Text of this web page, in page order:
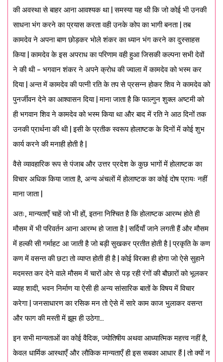
की अवस्था से बाहर आना आवश्यक था | समस्या यह थी कि जो कोई भी उनकी
साधना भंग करने का प्रयास करता वही उनके कोप का भागी बनता | तब
कामदेव ने अपना बाण छोड़कर भोले शंकर का ध्यान भंग करने का दुस्साहस
किया | कामदेव के इस अपराध का परिणाम वही हुआ जिसकी कल्पना सभी देवों
ने की थी – भगवान शंकर ने अपने क्रोध की ज्वाला में कामदेव को भस्म कर
दिया | अन्त में कामदेव की पत्नी रति के तप से प्रसन्न होकर शिव ने कामदेव को
पुनर्जीवन देने का आश्वासन दिया | माना जाता है कि फाल्गुन शुक्ल अष्टमी को
ही भगवान शिव ने कामदेव को भस्म किया था और बाद में रति ने आठ दिनों तक
उनकी प्रार्थना की थी | इसी के प्रतीक स्वरूप होलाष्टक के दिनों में कोई शुभ
कार्य करने की मनाही होती है |
वैसे व्यावहारिक रूप से पंजाब और उत्तर प्रदेश के कुछ भागों में होलाष्टक का
विचार अधिक किया जाता है, अन्य अंचलों में होलाष्टक का कोई दोष प्रायः नहीं
माना जाता |
अतः, मान्यताएँ चाहें जो भी हों, इतना निश्चित है कि होलाष्टक आरम्भ होते ही
मौसम में भी परिवर्तन आना आरम्भ हो जाता है | सर्दियाँ जाने लगती हैं और मौसम
में हल्की सी गर्माहट आ जाती है जो बड़ी सुखकर प्रतीत होती है | प्रकृति के कण
कण में वसन्त की छटा तो व्याप्त होती ही है | कोई विरक्त ही होगा जो ऐसे सुहाने
मदमस्त कर देने वाले मौसम में चारों ओर से पड़ रही रंगों की बौछारों को भूलकर
ब्याह शादी, भवन निर्माण या ऐसी ही अन्य सांसारिक बातों के विषय में विचार
करेगा | जनसाधारण का रसिक मन तो ऐसे में सारे काम काज भुलाकर वसन्त
और फाग की मस्ती में झूम ही उठेगा…
इन सभी मान्यताओं का कोई वैदिक, ज्योतिषीय अथवा आध्यात्मिक महत्त्व नहीं है,
केवल धार्मिक आस्थाएँ और लौकिक मान्यताएँ ही इस सबका आधार हैं | तो क्यों न